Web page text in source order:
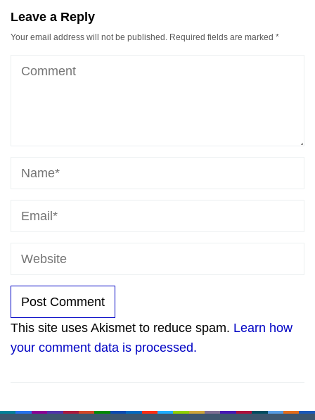
Leave a Reply
Your email address will not be published. Required fields are marked *
This site uses Akismet to reduce spam. Learn how
your comment data is processed.